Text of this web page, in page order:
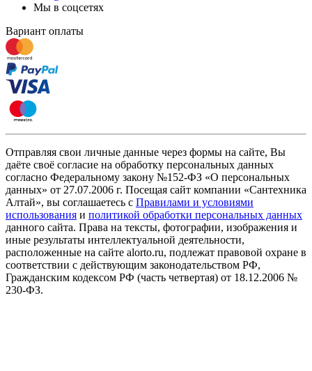
Мы в соцсетях
Вариант оплаты
Отправляя свои личные данные через формы на сайте, Вы
даёте своё согласие на обработку персональных данных
согласно Федеральному закону №152-ФЗ «О персональных
данных» от 27.07.2006 г. Посещая сайт компании «Cантехника
Алтай», вы соглашаетесь с Правилами и условиями
использования и политикой обработки персональных данных
данного сайта. Права на тексты, фотографии, изображения и
иные результаты интеллектуальной деятельности,
расположенные на сайте alorto.ru, подлежат правовой охране в
соответствии с действующим законодательством РФ,
Гражданским кодексом РФ (часть четвертая) от 18.12.2006 №
230-ФЗ.